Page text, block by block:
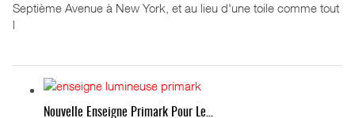
Septième Avenue à New York, et au lieu d'une toile comme tout
l
Nouvelle Enseigne Primark Pour Le…